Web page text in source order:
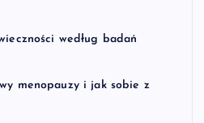
według badań
menopauzy i jak sobie z